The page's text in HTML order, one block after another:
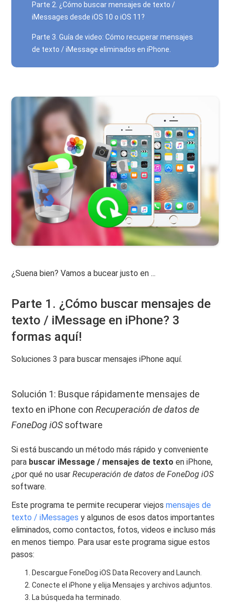
Parte 2. ¿Cómo buscar mensajes de texto /
iMessages desde iOS 10 o iOS 11?
Parte 3. Guía de video: Cómo recuperar mensajes
de texto / iMessage eliminados en iPhone.
¿Suena bien? Vamos a bucear justo en ...
Parte 1. ¿Cómo buscar mensajes de
texto / iMessage en iPhone? 3
formas aquí!
Soluciones 3 para buscar mensajes iPhone aquí.
Solución 1: Busque rápidamente mensajes de
texto en iPhone conRecuperación de datos de
FoneDog iOSsoftware
Si está buscando un método más rápido y conveniente
para buscar iMessage / mensajes de texto en iPhone,
¿por qué no usarRecuperación de datos de FoneDog iOS
software.
Este programa te permite recuperar viejos mensajes de
texto / iMessages y algunos de esos datos importantes
eliminados, como contactos, fotos, videos e incluso más
en menos tiempo. Para usar este programa sigue estos
pasos:
Descargue FoneDog iOS Data Recovery and Launch.
Conecte el iPhone y elija Mensajes y archivos adjuntos.
La búsqueda ha terminado.